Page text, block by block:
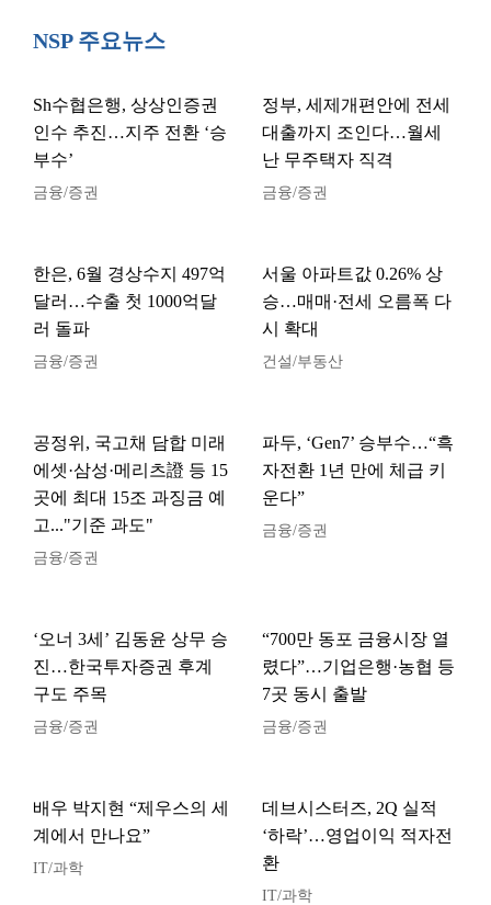
NSP 주요뉴스
Sh수협은행, 상상인증권
인수 추진…지주 전환 ‘승
부수’
금융/증권
정부, 세제개편안에 전세
대출까지 조인다…월세
난 무주택자 직격
금융/증권
한은, 6월 경상수지 497억
달러…수출 첫 1000억달
러 돌파
금융/증권
서울 아파트값 0.26% 상
승…매매·전세 오름폭 다
시 확대
건설/부동산
공정위, 국고채 담합 미래
에셋·삼성·메리츠證 등 15
곳에 최대 15조 과징금 예
고..."기준 과도"
금융/증권
파두, ‘Gen7’ 승부수…“흑
자전환 1년 만에 체급 키
운다”
금융/증권
‘오너 3세’ 김동윤 상무 승
진…한국투자증권 후계
구도 주목
금융/증권
“700만 동포 금융시장 열
렸다”…기업은행·농협 등
7곳 동시 출발
금융/증권
배우 박지현 “제우스의 세
계에서 만나요”
IT/과학
데브시스터즈, 2Q 실적
‘하락’…영업이익 적자전
환
IT/과학